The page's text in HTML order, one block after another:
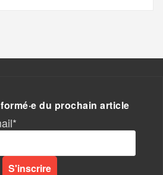
du prochain article